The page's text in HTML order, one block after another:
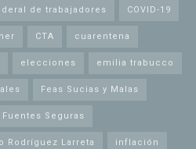
de trabajadores COVID-19
CTA cuarentena
elecciones emilia trabucco
Feas Sucias y Malas
Fuentes Seguras
Rodríguez Larreta inflación